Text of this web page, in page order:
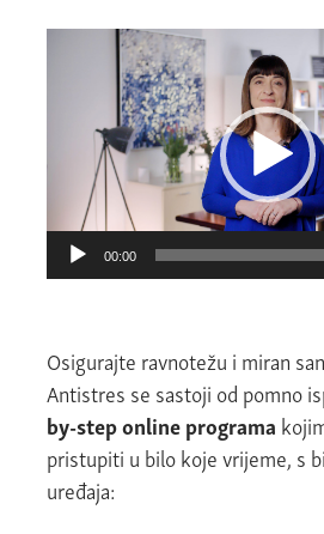
00:00
Osigurajte ravnotežu i miran
Antistres se sastoji od pomno
by-step online programa
pristupiti u bilo koje vrijeme, s
uređaja: